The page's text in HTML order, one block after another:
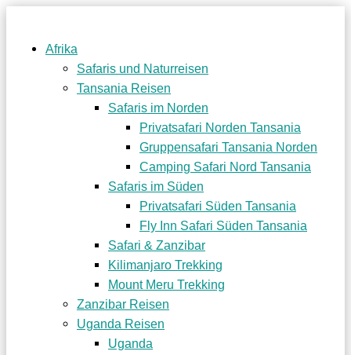
Afrika
Safaris und Naturreisen
Tansania Reisen
Safaris im Norden
Privatsafari Norden Tansania
Gruppensafari Tansania Norden
Camping Safari Nord Tansania
Safaris im Süden
Privatsafari Süden Tansania
Fly Inn Safari Süden Tansania
Safari & Zanzibar
Kilimanjaro Trekking
Mount Meru Trekking
Zanzibar Reisen
Uganda Reisen
Uganda